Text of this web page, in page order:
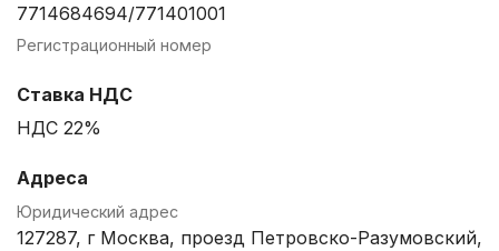
7714684694/771401001
Регистрационный номер
Ставка НДС
НДС 22%
Адреса
Юридический адрес
127287, г Москва, проезд Петровско-Разумовский,